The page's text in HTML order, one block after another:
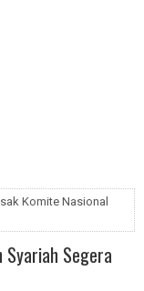
Komite Nasional
Syariah Segera